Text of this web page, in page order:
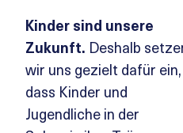
Kinder sind unsere
Zukunft. Deshalb
wir uns gezielt dafür ein,
dass Kinder und
Jugendliche in der